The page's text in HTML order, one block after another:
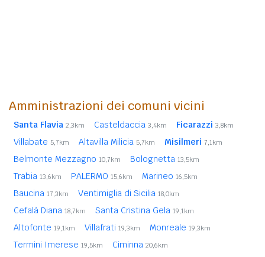
Amministrazioni dei comuni vicini
Santa Flavia 2,3km Casteldaccia 3,4km Ficarazzi 3,8km
Villabate 5,7km Altavilla Milicia 5,7km Misilmeri 7,1km
Belmonte Mezzagno 10,7km Bolognetta 13,5km
Trabia 13,6km PALERMO 15,6km Marineo 16,5km
Baucina 17,3km Ventimiglia di Sicilia 18,0km
Cefalà Diana 18,7km Santa Cristina Gela 19,1km
Altofonte 19,1km Villafrati 19,3km Monreale 19,3km
Termini Imerese 19,5km Ciminna 20,6km